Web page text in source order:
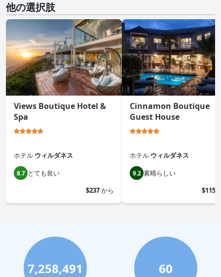
他の選択肢
Views Boutique Hotel &
Spa
ホテル ウィルダネス
8.7 とても良い
$237から
Cinnamon Boutique
Guest House
ホテル ウィルダネス
9.2 素晴らしい
$115
7,258,491 60